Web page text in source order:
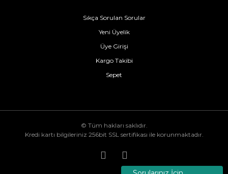
Sıkça Sorulan Sorular
Yeni Üyelik
Üye Girişi
Kargo Takibi
Sepet
© Tüm hakları saklıdır.
Kredi kartı bilgileriniz 256bit SSL sertifikası ile korunmaktadır.